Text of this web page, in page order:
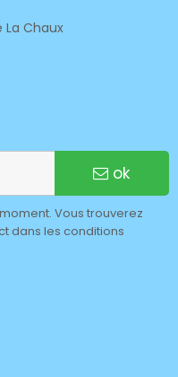
La Chaux
ok
Vous trouverez
dans les conditions